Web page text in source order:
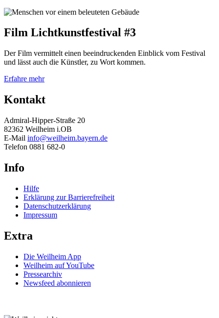
Film Lichtkunstfestival #3
Der Film vermittelt einen beeindruckenden Einblick vom Festival
und lässt auch die Künstler, zu Wort kommen.
Erfahre mehr
Kontakt
Admiral-Hipper-Straße 20
82362 Weilheim i.OB
E-Mail info@weilheim.bayern.de
Telefon 0881 682-0
Info
Hilfe
Erklärung zur Barrierefreiheit
Datenschutzerklärung
Impressum
Extra
Die Weilheim App
Weilheim auf YouTube
Pressearchiv
Newsfeed abonnieren